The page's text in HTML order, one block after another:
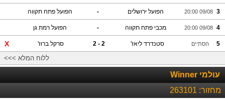
3
09/08 20:00 הפועל ירושלים - הפועל פתח תקווה
4
09/08 20:00 מכבי פתח תקווה - הפועל רמת גן
5 הסתיים סטנדרד ליאז' 2 - 2 סרקל ברוז' X
ללוח המלא >>>
עולמי Winner
מחזור: 263101